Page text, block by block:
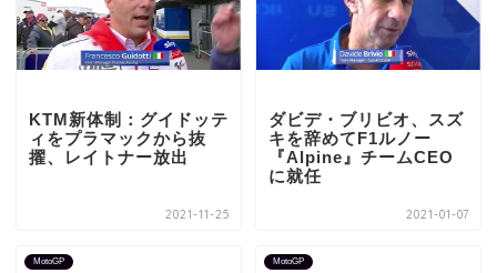
KTM新体制：グイドッテ
ィをプラマックから抜
擢、レイトナー放出
2021-11-25
ダビデ・ブリビオ、スズ
キを辞めてF1ルノー
『Alpine』チームCEO
に就任
2021-01-07
MotoGP MotoGP